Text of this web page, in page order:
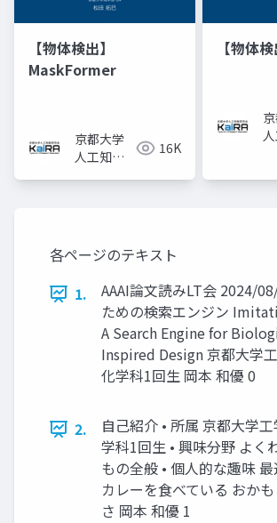
【物体検出】
MaskFormer
京都大学
人工知能
16K
【物体
各ページのテキスト
1.
AAAI論文読みLT会 2024/
ための検索エンジン
A Search Engine for
Inspired Design 京都大学
化学科1回生 岡本 和優 0
2.
自己紹介 • 所属 京都大学
学科1回生 • 興味分野 よく
もの全般 • 個人的な趣味
カレーを食べている おか
さ 岡本 和優 1